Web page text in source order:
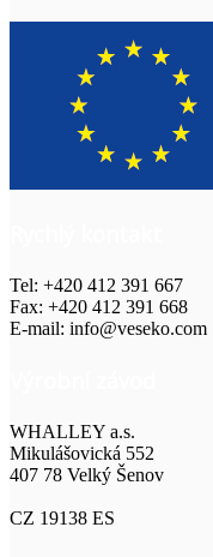
Tel: +420 412 391 667
Fax: +420 412 391 668
E-mail: info@veseko.com
WHALLEY a.s.
Mikulášovická 552
407 78 Velký Šenov
CZ 19138 ES